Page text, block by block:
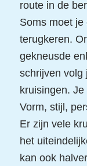
route in de
Soms moet
terugkeren.
gekneusde
schrijven volg
kruisingen.
Vorm, stijl,
Er zijn vele
het
kan ook